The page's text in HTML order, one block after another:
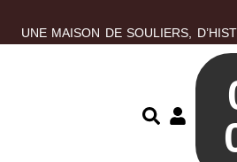
UNE MAISON DE SOULIERS,